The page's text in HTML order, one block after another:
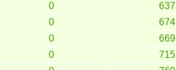
0
637
0
674
0
669
0
715